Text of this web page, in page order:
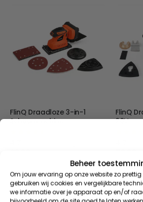
Beheer
Om jouw ervaring op onze website zo
gebruiken wij cookies en vergelijkbare
we informatie over je apparaat op en/of
FlinQ Draadloze 3-in-1
Schuurmachine
FlinQ
20V
Speciaal
Meld je aan voor onze nieuwsbrief